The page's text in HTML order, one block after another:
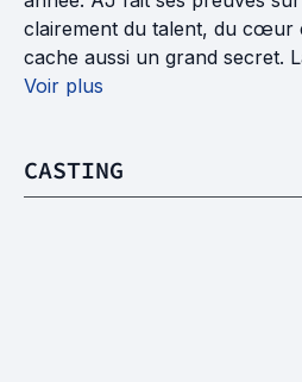
clairement du talent, du cœur
cache aussi un grand secret.
Voir plus
CASTING